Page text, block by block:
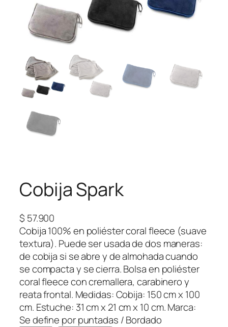
Cobija Spark
$ 57.900
Cobija 100% en poliéster coral fleece (suave
textura). Puede ser usada de dos maneras:
de cobija si se abre y de almohada cuando
se compacta y se cierra. Bolsa en poliéster
coral fleece con cremallera, carabinero y
reata frontal. Medidas: Cobija: 150 cm x 100
cm. Estuche: 31 cm x 21 cm x 10 cm. Marca:
Se define por puntadas / Bordado